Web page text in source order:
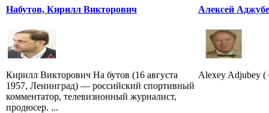
Набутов, Кирилл Викторович
Кирилл Викторович На бутов (16 августа
1957, Ленинград) — российский спортивный
комментатор, телевизионный журналист,
продюсер. ...
Алексей
Alexey Adjubey (